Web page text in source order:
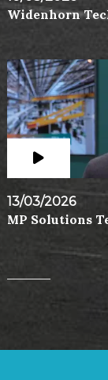
Widenhorn
13/03/2026
MP Solutions